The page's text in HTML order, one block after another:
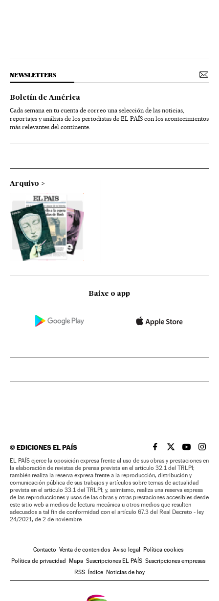
NEWSLETTERS
Boletín de América
Cada semana en tu cuenta de correo una selección de las noticias,
reportajes y análisis de los periodistas de EL PAÍS con los acontecimientos
más relevantes del continente.
Arquivo
Baixe o app
©EDICIONES EL PAÍS EL PAÍS BRASIL EN
EL PAÍSEL PAÍS
EL
EL PAÍS ejerce la oposición expresa frente al uso de sus obras y prestaciones en
la elaboración de revistas de prensa prevista en el artículo 32.1 del TRLPI;
también realiza la reserva expresa frente a la reproducción, distribución y
comunicación pública de sus trabajos y artículos sobre temas de actualidad
prevista en el artículo 33.1 del TRLPI; y, asimismo, realiza una reserva expresa
de las reproducciones y usos de las obras y otras prestaciones accesibles desde
este sitio web a medios de lectura mecánica u otros medios que resulten
adecuados a tal fin de conformidad con el artículo 67.3 del Real Decreto - ley
24/2021, de 2 de noviembre
Contacto Venta de contenidos Aviso legal Política cookies
Política de privacidad Mapa Suscripciones EL PAÍS Suscripciones empresas
RSS Índice Noticias de hoy